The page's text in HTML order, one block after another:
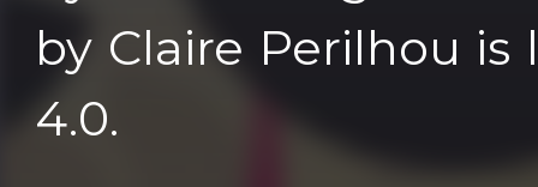
by Claire Perilhou is
4.0.